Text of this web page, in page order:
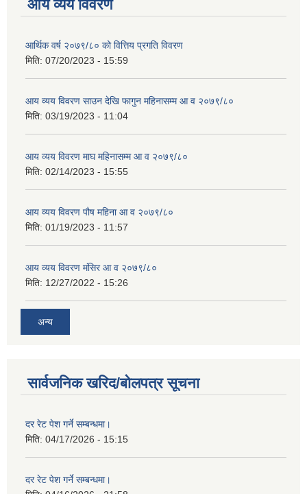
आय व्यय विवरण
आर्थिक वर्ष २०७९/८० को वित्तिय प्रगति विवरण
मिति: 07/20/2023 - 15:59
आय व्यय विवरण साउन देखि फागुन महिनासम्म आ व २०७९/८०
मिति: 03/19/2023 - 11:04
आय व्यय विवरण माघ महिनासम्म आ व २०७९/८०
मिति: 02/14/2023 - 15:55
आय व्यय विवरण पौष महिना आ व २०७९/८०
मिति: 01/19/2023 - 11:57
आय व्यय विवरण मंसिर आ व २०७९/८०
मिति: 12/27/2022 - 15:26
अन्य
सार्वजनिक खरिद/बोलपत्र सूचना
दर रेट पेश गर्ने सम्बन्धमा।
मिति: 04/17/2026 - 15:15
दर रेट पेश गर्ने सम्बन्धमा।